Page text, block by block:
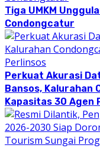
Tiga UMKM
Condongcatur
Perkuat Akurasi
Bansos, Kalurahan
Kapasitas 30 Agen